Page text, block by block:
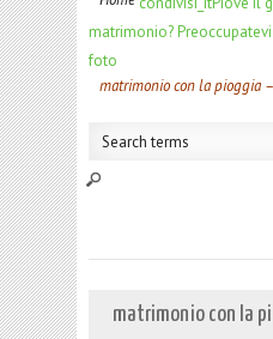
matrimonio?
foto
matrimonio con la pioggia
matrimonio con la